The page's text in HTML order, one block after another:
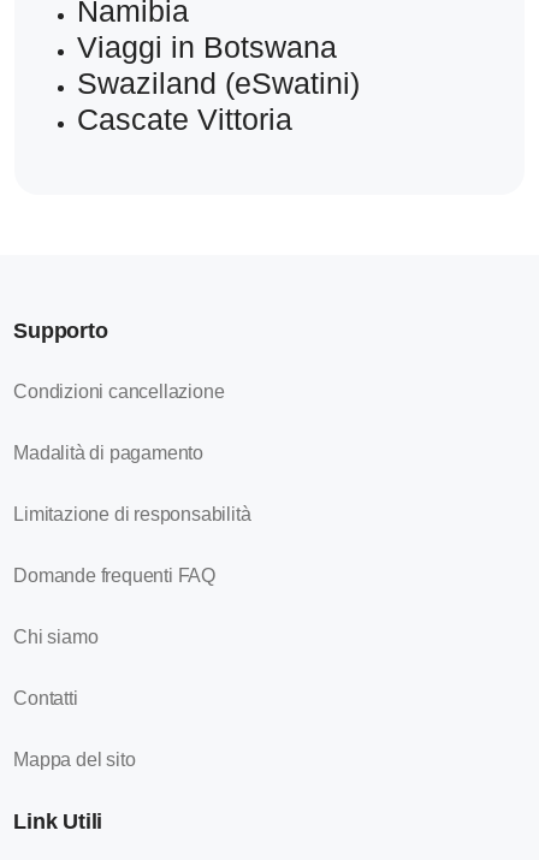
Namibia
Viaggi in Botswana
Swaziland (eSwatini)
Cascate Vittoria
Supporto
Condizioni cancellazione
Madalità di pagamento
Limitazione di responsabilità
Domande frequenti FAQ
Chi siamo
Contatti
Mappa del sito
Link Utili